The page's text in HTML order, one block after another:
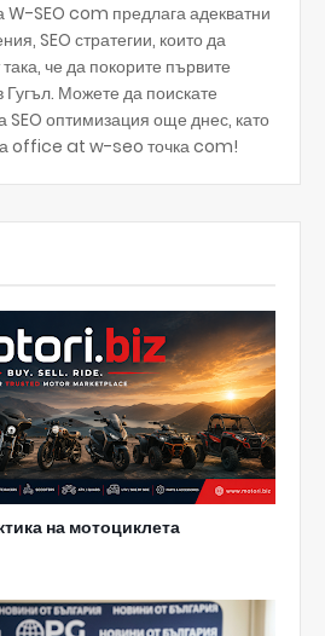
W-SEO com предлага адекватни
SEO стратегии, които да
че да покорите първите
Гугъл. Можете да поискате
SEO оптимизация още днес, като
office at w-seo точка com!
на мотоциклета